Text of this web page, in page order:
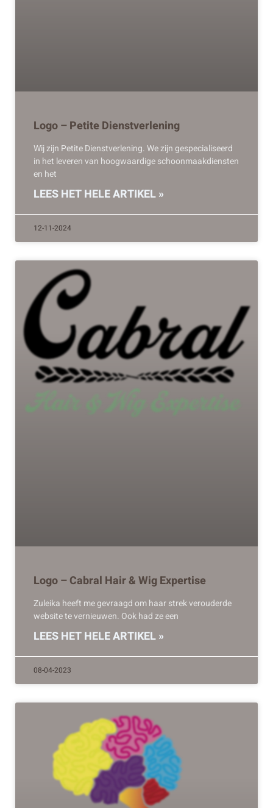
Logo – Petite Dienstverlening
Wij zijn Petite Dienstverlening. We zijn gespecialiseerd
in het leveren van hoogwaardige schoonmaakdiensten
en het
LEES HET HELE ARTIKEL »
12-11-2024
Logo – Cabral Hair & Wig Expertise
Zuleika heeft me gevraagd om haar strek verouderde
website te vernieuwen. Ook had ze een
LEES HET HELE ARTIKEL »
08-04-2023